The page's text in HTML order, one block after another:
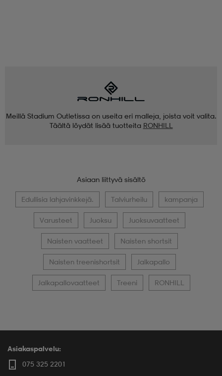
Meillä Stadium Outletissa on useita eri malleja, joista voit valita.
Täältä löydät lisää tuotteita RONHILL
Asiaan liittyvä sisältö
Edullisia lahjavinkkejä. Talviurheilu kampanja
Varusteet Juoksu Juoksuvaatteet
Naisten vaatteet Naisten shortsit
Naisten treenishortsit Jalkapallo
Jalkapallovaatteet Treeni RONHILL
Asiakaspalvelu:
075 325 2201